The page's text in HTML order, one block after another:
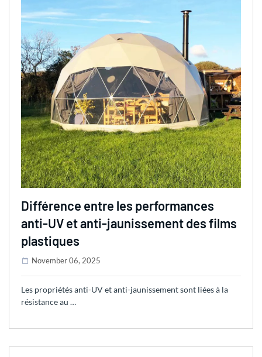
Différence entre les performances
anti-UV et anti-jaunissement des films
plastiques
November 06, 2025
Les propriétés anti-UV et anti-jaunissement sont liées à la
résistance au …